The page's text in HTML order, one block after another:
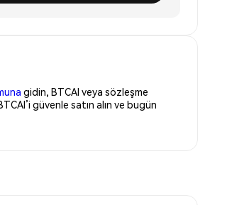
gidin, BTCAI veya sözleşme
güvenle satın alın ve bugün